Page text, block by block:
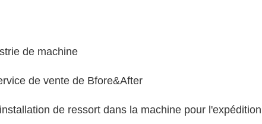
de machine
de vente de Bfore&After
de ressort dans la machine pour l'expédition